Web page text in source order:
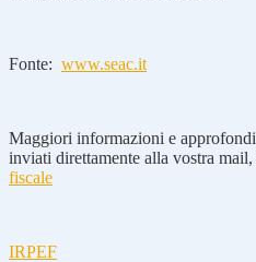
Fonte: www.seac.it
Maggiori informazioni e
inviati direttamente alla vostra mail,
fiscale
IRPEF